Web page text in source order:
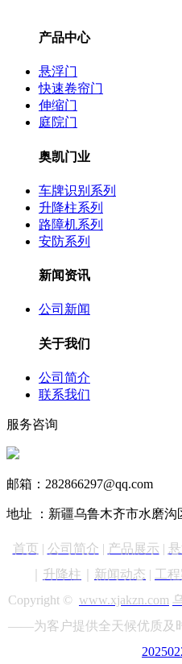
产品中心
悬浮门
快速卷帘门
伸缩门
庭院门
奥凯门业
车牌识别系列
升降柱系列
路障机系列
安防系列
新闻资讯
公司新闻
关于我们
公司简介
联系我们
服务咨询
邮箱：282866297@qq.com
地址 ：新疆乌鲁木齐市水磨沟
首页 | 公司简介 | 产品展示 |
升降柱 新闻动态 | 工程
Copyright © www.xjakzn.com
——为客户提供全天候优质及